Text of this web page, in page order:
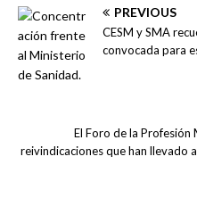
PREVIOUS
CESM y SMA
convocada para
El Foro de la Profesión
reivindicaciones que han llevado